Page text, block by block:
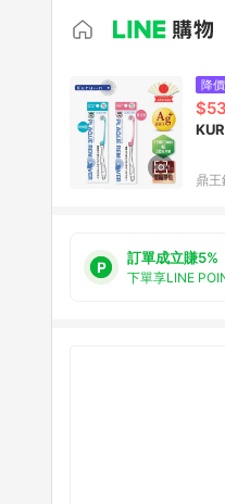
降價
鼎
訂單成立賺5%
下單享LINE